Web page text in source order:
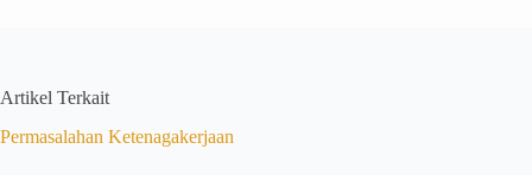
Artikel Terkait
Permasalahan Ketenagakerjaan